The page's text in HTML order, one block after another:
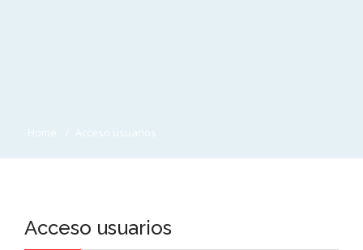
Home Acceso usuarios
Acceso usuarios